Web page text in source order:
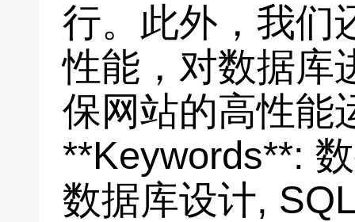
行。此外，我们
性能，对数据库
保网站的高性能
**Keywords**:
数据库设计,